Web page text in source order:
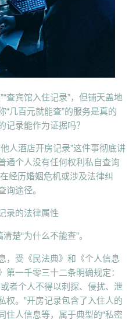
查宾馆入住记录”，但铺天盖地
“几百元就能查”的服务是真的
记录能作为证据吗？
人酒店开房记录”这件事彻底讲
通个人没有任何权利私自查询
经历婚姻危机或涉及法律纠
询途径。
录的法律属性
楚“为什么不能查”。
，受《民法典》和《个人信息
一千零三十二条明确规定：
者个人不得以刺探、侵扰、泄
权。”开房记录包含了入住人的
住人信息等，属于典型的“私密